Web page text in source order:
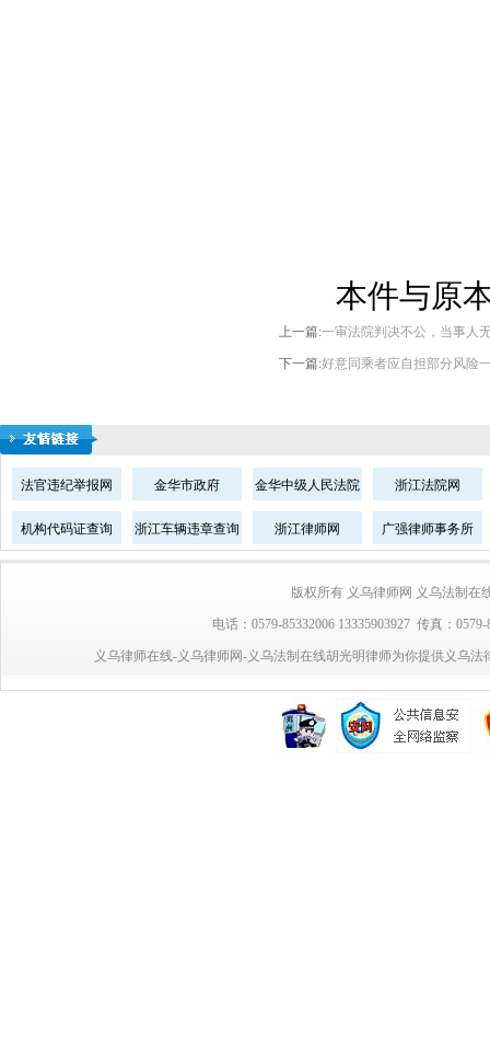
本件与原
上一篇:一审法院判决不公，当事人
下一篇:好意同乘者应自担部分风险
法官违纪举报网 金华市政府 金华中级人民法院 浙江法院网
机构代码证查询 浙江车辆违章查询 浙江律师网 广强律师事务所
版权所有 义乌律师网 义乌法制在
电话：0579-85332006 13335903927 传真：
义乌律师在线-义乌律师网-义乌法制在线胡光明律师为你提供义乌